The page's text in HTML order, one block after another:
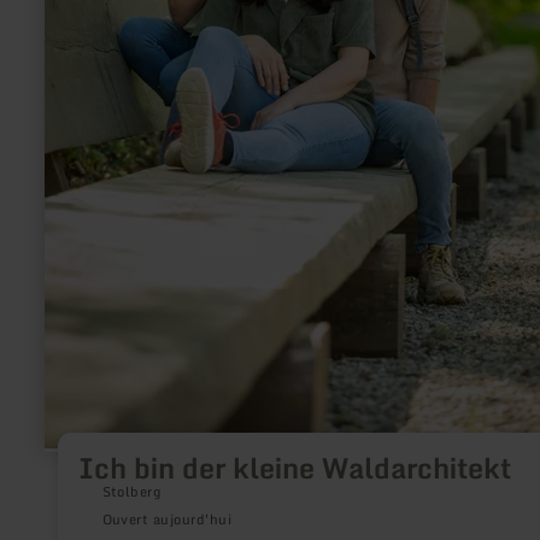
Ich bin der kleine Waldarchitekt
Stolberg
Ouvert aujourd'hui